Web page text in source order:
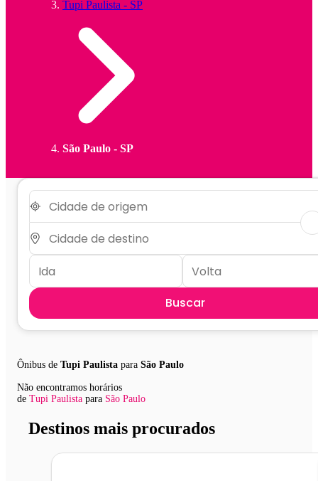
Tupi Paulista - SP
São Paulo - SP
Buscar
Ônibus de Tupi Paulista para São Paulo
Não encontramos horários
de Tupi Paulista para São Paulo
Destinos mais procurados